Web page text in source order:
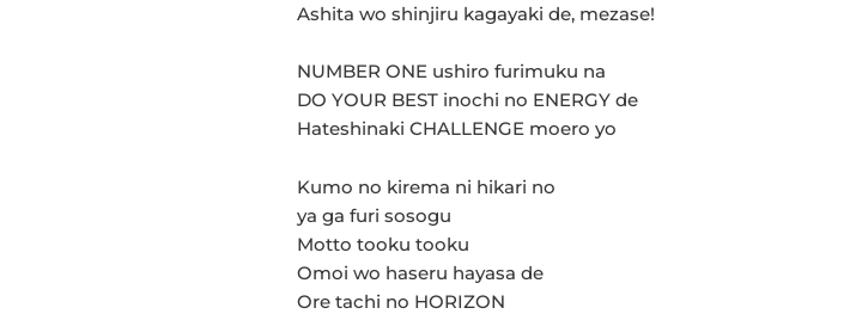
Ashita wo shinjiru kagayaki de, mezase!
NUMBER ONE ushiro furimuku na
DO YOUR BEST inochi no ENERGY de
Hateshinaki CHALLENGE moero yo
Kumo no kirema ni hikari no
ya ga furi sosogu
Motto tooku tooku
Omoi wo haseru hayasa de
Ore tachi no HORIZON